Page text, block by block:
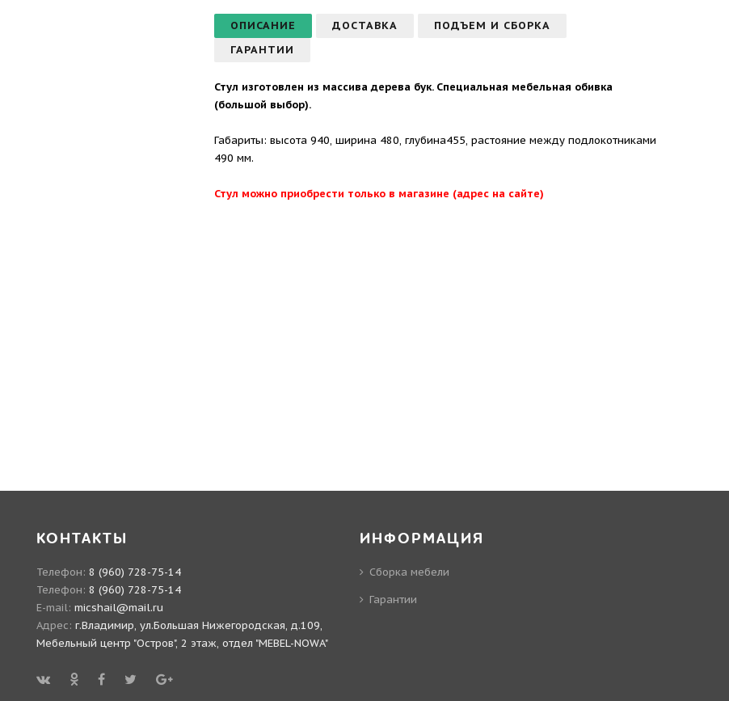
ОПИСАНИЕ ДОСТАВКА
ПОДЪЕМ И СБОРКА
ГАРАНТИИ
Стул изготовлен из массива дерева бук. Специальная мебельная обивка
(большой выбор).
Габариты: высота 940, ширина 480, глубина455, растояние между подлокотниками
490 мм.
Стул можно приобрести только в магазине (адрес на сайте)
КОНТАКТЫ
Телефон: 8 (960) 728-75-14
Телефон: 8 (960) 728-75-14
E-mail: micshail@mail.ru
Адрес: г.Владимир, ул.Большая Нижегородская, д.109,
Мебельный центр "Остров", 2 этаж, отдел "MEBEL-NOWA"
ИНФОРМАЦИЯ
Сборка мебели
Гарантии